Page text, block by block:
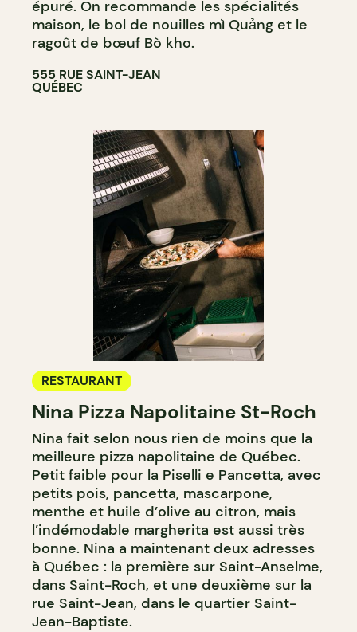
épuré. On recommande les spécialités
maison, le bol de nouilles mì Quảng et le
ragoût de bœuf Bò kho.
555 RUE SAINT-JEAN
QUÉBEC
RESTAURANT
Nina Pizza Napolitaine St-Roch
Nina fait selon nous rien de moins que la
meilleure pizza napolitaine de Québec.
Petit faible pour la Piselli e Pancetta, avec
petits pois, pancetta, mascarpone,
menthe et huile d’olive au citron, mais
l’indémodable margherita est aussi très
bonne. Nina a maintenant deux adresses
à Québec : la première sur Saint-Anselme,
dans Saint-Roch, et une deuxième sur la
rue Saint-Jean, dans le quartier Saint-
Jean-Baptiste.